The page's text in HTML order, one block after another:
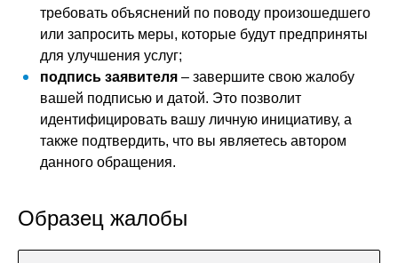
требовать объяснений по поводу произошедшего
или запросить меры, которые будут предприняты
для улучшения услуг;
подпись заявителя – завершите свою жалобу
вашей подписью и датой. Это позволит
идентифицировать вашу личную инициативу, а
также подтвердить, что вы являетесь автором
данного обращения.
Образец жалобы